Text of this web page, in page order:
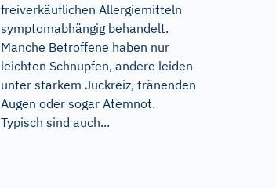
freiverkäuflichen Allergiemitteln
symptomabhängig behandelt.
Manche Betroffene haben nur
leichten Schnupfen, andere leiden
unter starkem Juckreiz, tränenden
Augen oder sogar Atemnot.
Typisch sind auch...